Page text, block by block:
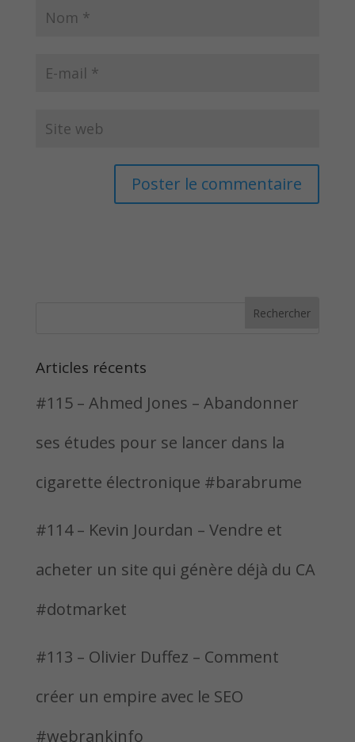
Articles récents
#115 – Ahmed Jones – Abandonner
ses études pour se lancer dans la
cigarette électronique #barabrume
#114 – Kevin Jourdan – Vendre et
acheter un site qui génère déjà du CA
#dotmarket
#113 – Olivier Duffez – Comment
créer un empire avec le SEO
#webrankinfo